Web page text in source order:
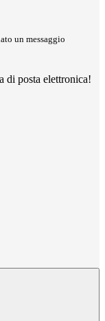
un messaggio
di posta elettronica!